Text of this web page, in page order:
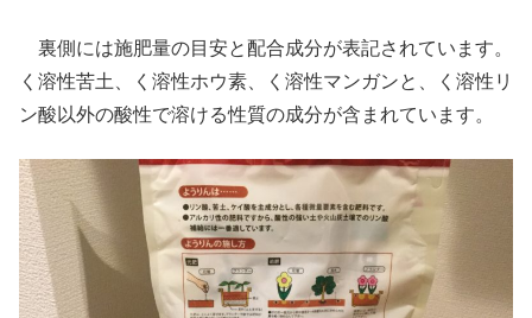
裏側には施肥量の目安と配合成分が表記されています。
く溶性苦土、く溶性ホウ素、く溶性マンガンと、く溶性リ
ン酸以外の酸性で溶ける性質の成分が含まれています。